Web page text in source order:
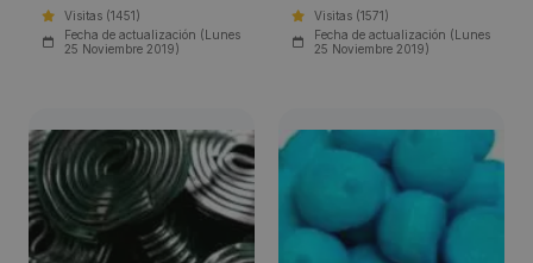
Visitas (1451)
Fecha de actualización (Lunes
25 Noviembre 2019)
Visitas (1571)
Fecha de actualización (Lunes
25 Noviembre 2019)